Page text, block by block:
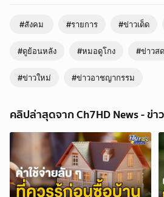
ข่าวเด็ด 7 สี - ตำรวจกองปราบฯ ยอมรับ มีผู้เ
เกียรติ ปานแก้ว รองผู้บัญชาการตำรวจสอบส
ความร้องทุกข์กับกองบังคับการปราบปราม ใ
ความผิดฐาน ฉ้อโกง จริง ตอนนี้อยู่ในขั้นตอ
และตรวจสอบเงินบริจาคหลายแสนบาท ว่าป
การผิดวัตถุประสงค์หรือไม่ หากพบเข้าข่ายค
#สังคม #รายการ #ข่าวเด็ด
#ดูย้อนหลัง #หมอดูโกง #ข่าวสด
#ข่าวใหม่ #ข่าวอาชญากรรม
คลิปล่าสุดจาก Ch7HD News - ข่า